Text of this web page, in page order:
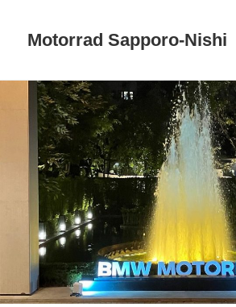
Motorrad Sapporo-Nishi